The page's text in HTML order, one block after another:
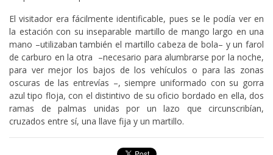
El visitador era fácilmente identificable, pues se le podía ver en
la estación con su inseparable martillo de mango largo en una
mano –utilizaban también el martillo cabeza de bola– y un farol
de carburo en la otra –necesario para alumbrarse por la noche,
para ver mejor los bajos de los vehículos o para las zonas
oscuras de las entrevías –, siempre uniformado con su gorra
azul tipo floja, con el distintivo de su oficio bordado en ella, dos
ramas de palmas unidas por un lazo que circunscribían,
cruzados entre sí, una llave fija y un martillo.